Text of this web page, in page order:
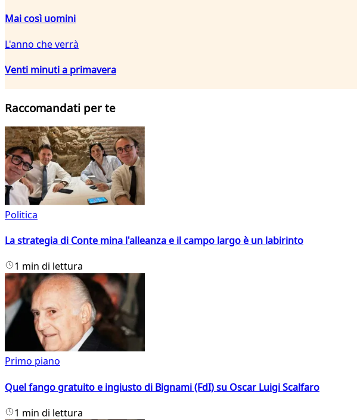
Mai così uomini
L'anno che verrà
Venti minuti a primavera
Raccomandati per te
Politica
La strategia di Conte mina l'alleanza e il campo largo è un labirinto
1 min di lettura
Primo piano
Quel fango gratuito e ingiusto di Bignami (FdI) su Oscar Luigi Scalfaro
1 min di lettura